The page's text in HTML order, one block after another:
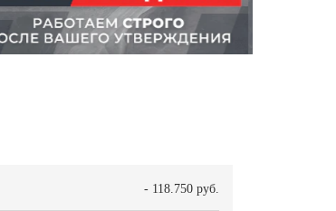
- 118.750 руб.